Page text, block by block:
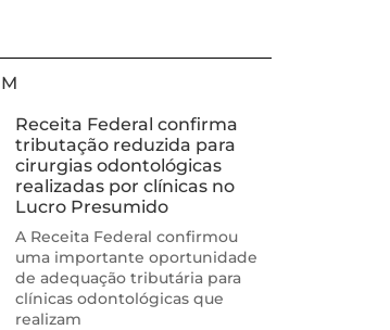
Receita Federal confirma
tributação reduzida para
cirurgias odontológicas
realizadas por clínicas no
Lucro Presumido
A Receita Federal confirmou
uma importante oportunidade
de adequação tributária para
clínicas odontológicas que
realizam